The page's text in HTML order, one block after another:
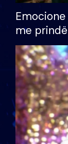
me
divorci